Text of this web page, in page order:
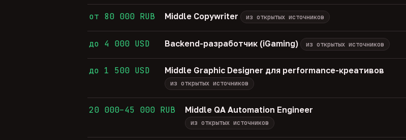
от 80 000 RUB Middle Copywriter из открытых источников
до 4 000 USD Backend-разработчик (iGaming) из открытых источников
до 1 500 USD Middle Graphic Designer для performance-креативов
из открытых источников
20 000–45 000 RUB Middle QA Automation Engineer
из открытых источников